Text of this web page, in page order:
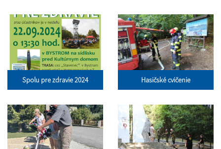
Spolu pre zdravie 2024 Hasičské cvičenie